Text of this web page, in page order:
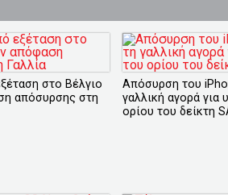
στο Βέλγιο
απόσυρσης στη
Απόσυρση του
γαλλική αγορά για
ορίου του δείκτη